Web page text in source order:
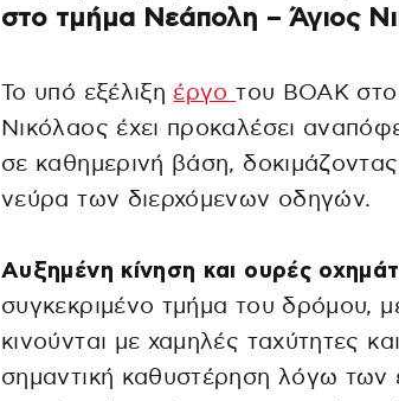
στο τμήμα Νεάπολη – Άγιος
Το υπό εξέλιξη έργοτου ΒΟΑΚ στο
Νικόλαος έχει προκαλέσει
σε καθημερινή βάση,
νεύρα των διερχόμενων οδηγών.
Αυξημένη κίνηση και ουρές
συγκεκριμένο τμήμα του δρόμου,
κινούνται με χαμηλές ταχύτητες
σημαντική καθυστέρηση λόγω των